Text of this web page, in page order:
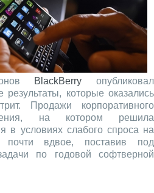
BlackBerry опубликовал
которые оказались
Продажи корпоративного
на котором решила
в условиях слабого спроса на
почти вдвое, поставив под
по годовой софтверной